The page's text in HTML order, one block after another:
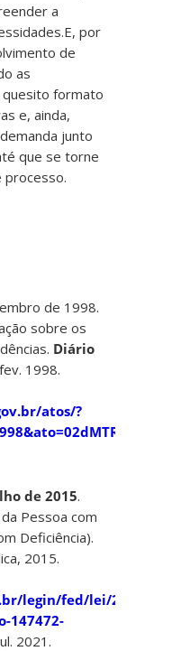
a
por
de
as
quesito formato
e, ainda,
junto
que se torne
processo.
de 1998.
sobre os
Diário
1998.
atos/?
de 2015.
Pessoa com
Deficiência).
2015.
legin/fed/lei/2015/lei-
147472-
2021.